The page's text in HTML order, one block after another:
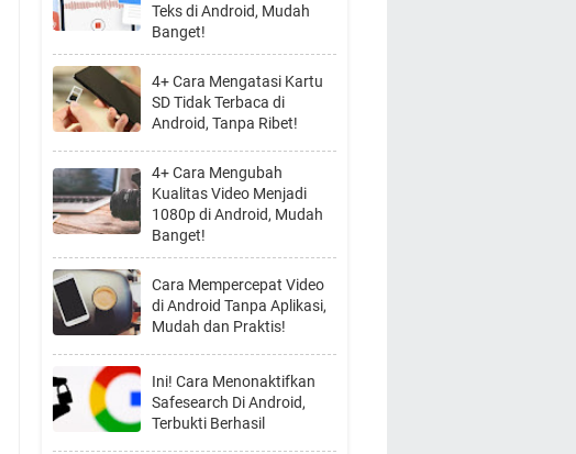
Teks di Android, Mudah
Banget!
4+ Cara Mengatasi Kartu
SD Tidak Terbaca di
Android, Tanpa Ribet!
4+ Cara Mengubah
Kualitas Video Menjadi
1080p di Android, Mudah
Banget!
Cara Mempercepat Video
di Android Tanpa Aplikasi,
Mudah dan Praktis!
Ini! Cara Menonaktifkan
Safesearch Di Android,
Terbukti Berhasil